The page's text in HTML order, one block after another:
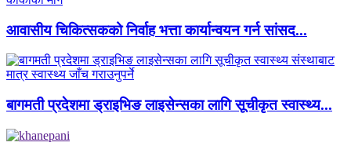
आवासीय चिकित्सकको निर्वाह भत्ता कार्यान्वयन गर्न सांसद...
बागमती प्रदेशमा ड्राइभिङ लाइसेन्सका लागि सूचीकृत स्वास्थ्य...